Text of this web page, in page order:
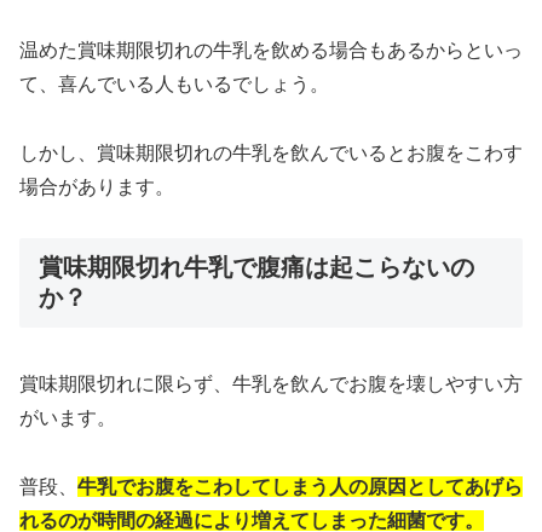
温めた賞味期限切れの牛乳を飲める場合もあるからといっ
て、喜んでいる人もいるでしょう。
しかし、賞味期限切れの牛乳を飲んでいるとお腹をこわす
場合があります。
賞味期限切れ牛乳で腹痛は起こらないの
か？
賞味期限切れに限らず、牛乳を飲んでお腹を壊しやすい方
がいます。
普段、 牛乳でお腹をこわしてしまう人の原因としてあげら
れるのが時間の経過により増えてしまった細菌です。